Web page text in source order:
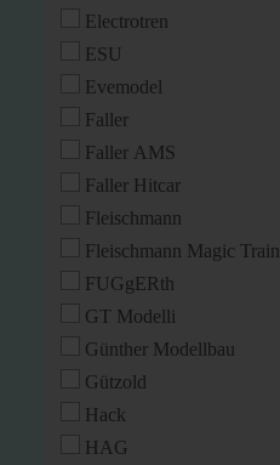
Electrotren
ESU
Evemodel
Faller
Faller AMS
Faller Hitcar
Fleischmann
Fleischmann Magic Train
FUGgERth
GT Modelli
Günther Modellbau
Gützold
Hack
HAG